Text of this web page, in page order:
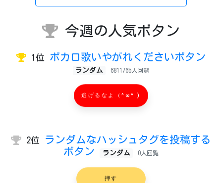
今週の人気ボタン
1位 ボカロ歌いやがれくださいボタン
ランダム 6811765人回覧
逃げるなよ（^ω^ )
2位
ランダムなハッシュタグを投稿する
ボタン
ランダム 0人回覧
押す